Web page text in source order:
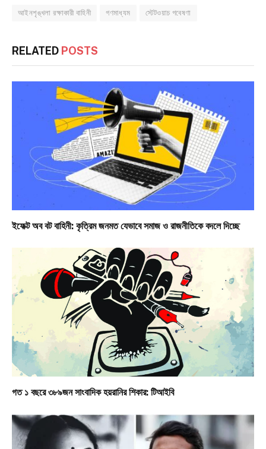
আইনশৃঙ্খলা রক্ষাকারী বাহিনী গণমাধ্যম স্টেটওয়াচ গবেষণা
RELATED POSTS
ইফেক্ট অব বট বাহিনী: কৃত্রিম জনমত যেভাবে সমাজ ও রাজনীতিকে বদলে দিচ্ছে
গত ১ বছরে ৩৮৯জন সাংবাদিক হয়রানির শিকার: টিআইবি